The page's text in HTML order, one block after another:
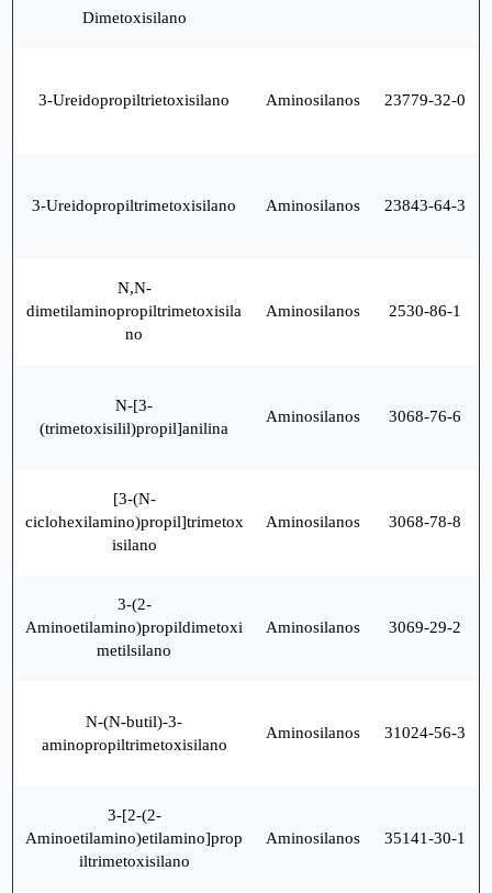
Dimetoxisilano
3-Ureidopropiltrietoxisilano Aminosilanos 23779-32-0
3-Ureidopropiltrimetoxisilano Aminosilanos 23843-64-3
N,N-
dimetilaminopropiltrimetoxisila
no
Aminosilanos 2530-86-1
N-[3-
(trimetoxisilil)propil]anilina
Aminosilanos 3068-76-6
[3-(N-
ciclohexilamino)propil]trimetox
isilano
Aminosilanos 3068-78-8
3-(2-
Aminoetilamino)propildimetoxi
metilsilano
Aminosilanos 3069-29-2
N-(N-butil)-3-
aminopropiltrimetoxisilano
Aminosilanos 31024-56-3
3-[2-(2-
Aminoetilamino)etilamino]prop
iltrimetoxisilano
Aminosilanos 35141-30-1